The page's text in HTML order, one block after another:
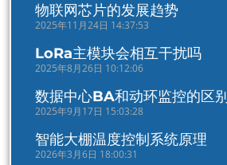
物联网芯片的发展趋势
2025年11月24日 14:37:53
LoRa主模块会相互干扰吗
2025年8月26日 10:12:06
数据中心BA和动环监控的区别
2025年9月17日 15:03:28
智能大棚温度控制系统原理
2026年3月6日 18:00:31